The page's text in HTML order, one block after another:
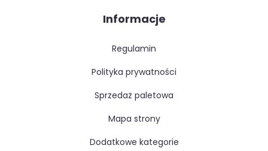
Informacje
regulamin
polityka prywatności
sprzedaż paletowa
mapa strony
dodatkowe kategorie